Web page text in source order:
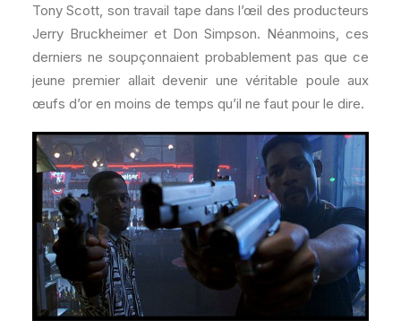
Tony Scott, son travail tape dans l’œil des producteurs
Jerry Bruckheimer et Don Simpson. Néanmoins, ces
derniers ne soupçonnaient probablement pas que ce
jeune premier allait devenir une véritable poule aux
œufs d’or en moins de temps qu’il ne faut pour le dire.